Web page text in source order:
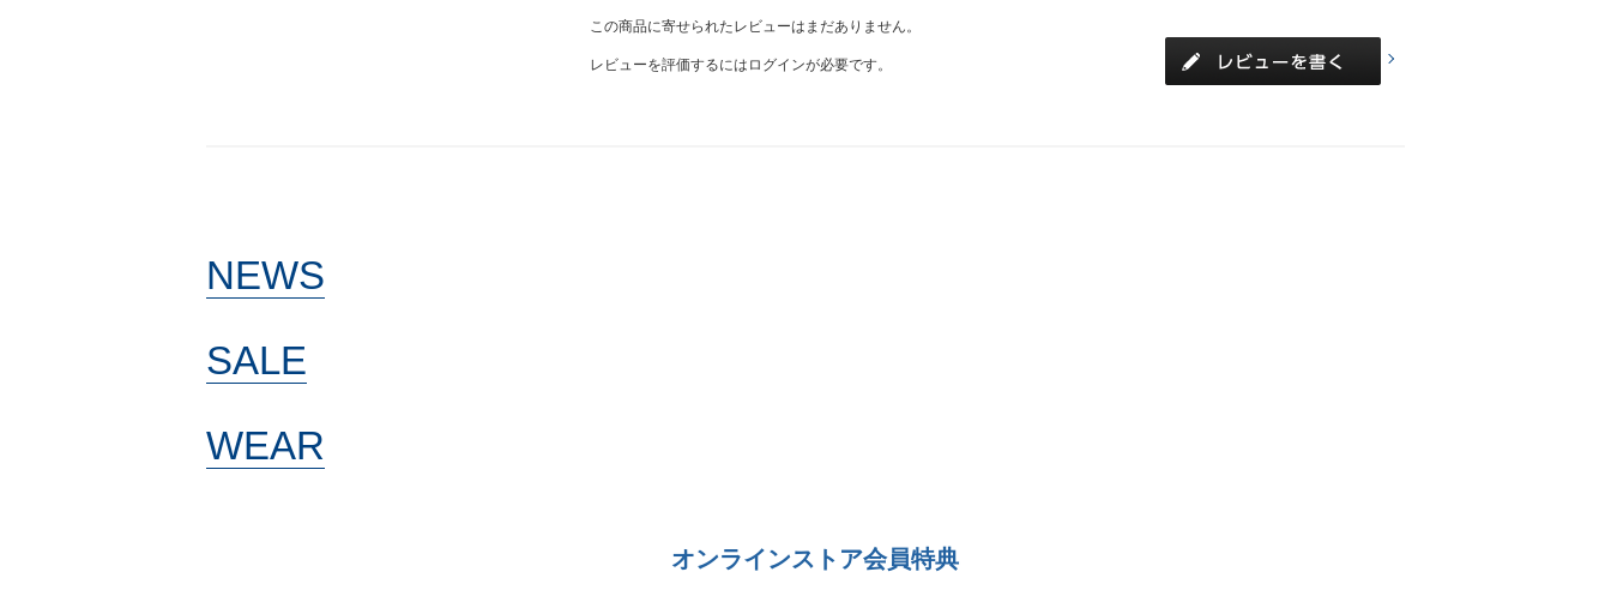
この商品に寄せられたレビューはまだありません。
レビューを評価するには ログインが必要です。
NEWS
SALE
WEAR
オンラインストア会員特典